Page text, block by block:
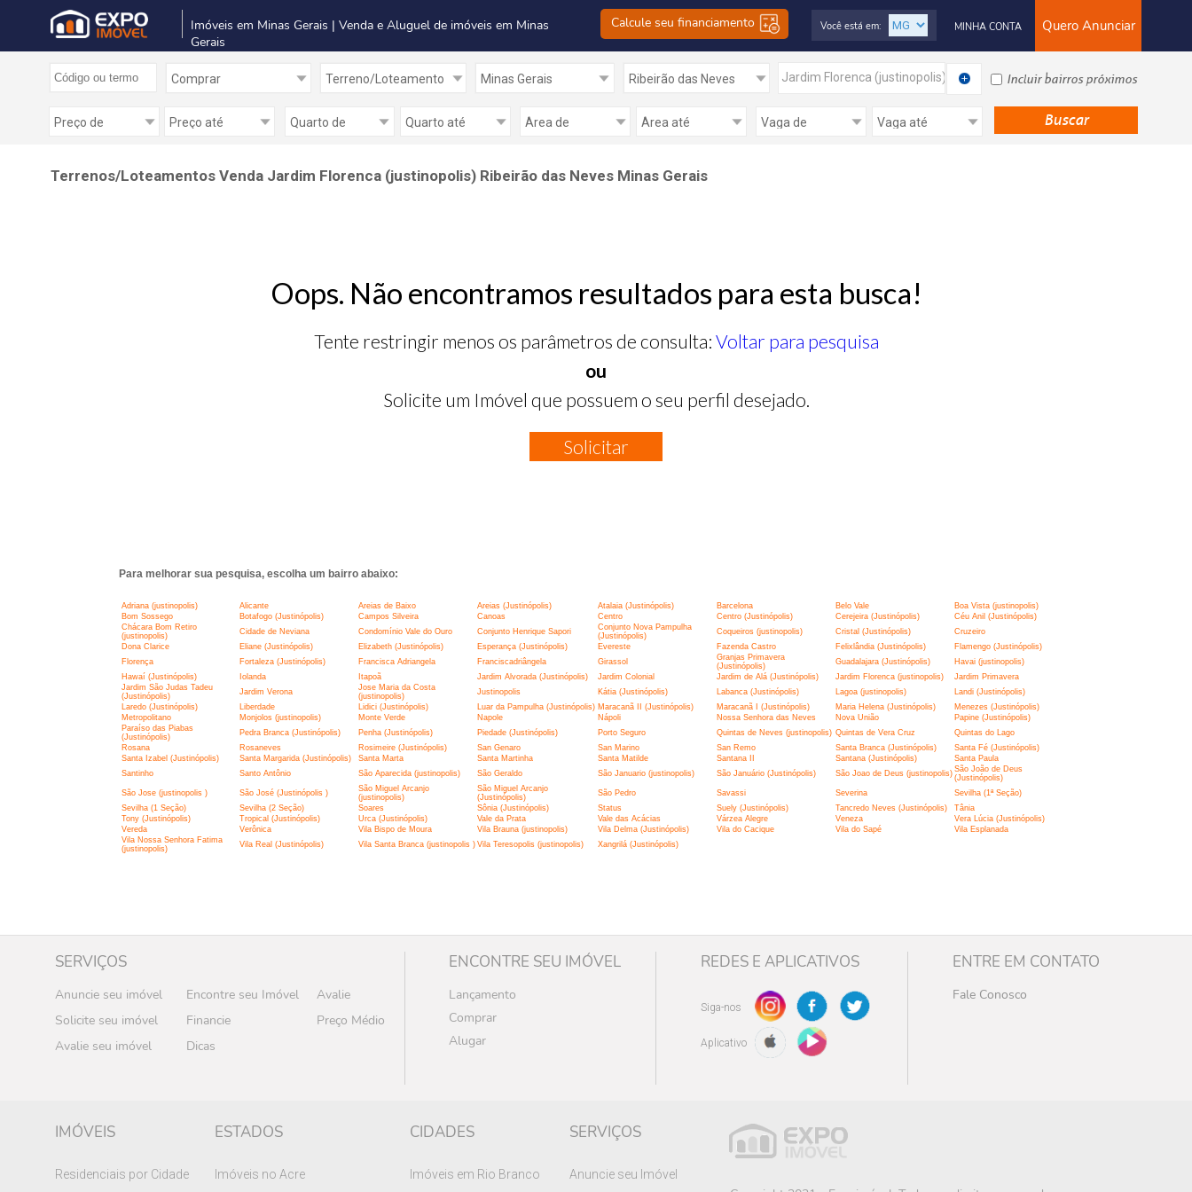
Imóveis em Minas Gerais | Venda e Aluguel de imóveis em Minas
Gerais
Calcule seu financiamento Quero Anunciar
MINHA CONTA
Você está em:
Jardim Florenca (justinopolis) Incluir bairros próximos
Terrenos/Loteamentos Venda Jardim Florenca (justinopolis) Ribeirão das Neves Minas Gerais
Oops. Não encontramos resultados para esta busca!
Tente restringir menos os parâmetros de consulta: Voltar para pesquisa
ou
Solicite um Imóvel que possuem o seu perfil desejado.
Solicitar
Para melhorar sua pesquisa, escolha um bairro abaixo:
Adriana (justinopolis) Alicante Areias de Baixo Areias (Justinópolis) Atalaia (Justinópolis) Barcelona Belo Vale
Boa Vista (justinopolis)
Bom Sossego
Botafogo (Justinópolis) Campos Silveira Canoas Centro Centro (Justinópolis) Cerejeira (Justinópolis)
Céu Anil (Justinópolis)
Chácara Bom Retiro
(justinopolis)
Cidade de Neviana Condomínio Vale do Ouro Conjunto Henrique Sapori
Conjunto Nova Pampulha
(Justinópolis)
Coqueiros (justinopolis) Cristal (Justinópolis)
Cruzeiro
Dona Clarice
Eliane (Justinópolis) Elizabeth (Justinópolis) Esperança (Justinópolis) Evereste Fazenda Castro Felixlândia (Justinópolis)
Flamengo (Justinópolis)
Florença
Fortaleza (Justinópolis) Francisca Adriangela Franciscadriângela Girassol
Granjas Primavera
(Justinópolis)
Guadalajara (Justinópolis)
Havai (justinopolis)
Hawaí (Justinópolis)
Iolanda Itapoã Jardim Alvorada (Justinópolis) Jardim Colonial Jardim de Alá (Justinópolis) Jardim Florenca (justinopolis)
Jardim Primavera
Jardim São Judas Tadeu
(Justinópolis)
Jardim Verona
Jose Maria da Costa
(justinopolis)
Justinopolis Kátia (Justinópolis) Labanca (Justinópolis) Lagoa (justinopolis)
Landi (Justinópolis)
Laredo (Justinópolis)
Liberdade Lidici (Justinópolis) Luar da Pampulha (Justinópolis) Maracanã II (Justinópolis) Maracanã I (Justinópolis) Maria Helena (Justinópolis)
Menezes (Justinópolis)
Metropolitano
Monjolos (justinopolis) Monte Verde Napole Nápoli Nossa Senhora das Neves Nova União
Papine (Justinópolis)
Paraíso das Piabas
(Justinópolis)
Pedra Branca (Justinópolis) Penha (Justinópolis) Piedade (Justinópolis) Porto Seguro Quintas de Neves (justinopolis) Quintas de Vera Cruz
Quintas do Lago
Rosana
Rosaneves Rosimeire (Justinópolis) San Genaro San Marino San Remo Santa Branca (Justinópolis)
Santa Fé (Justinópolis)
Santa Izabel (Justinópolis)
Santa Margarida (Justinópolis) Santa Marta Santa Martinha Santa Matilde Santana II Santana (Justinópolis)
Santa Paula
Santinho
Santo Antônio São Aparecida (justinopolis) São Geraldo São Januario (justinopolis) São Januário (Justinópolis) São Joao de Deus (justinopolis) São João de Deus
(Justinópolis)
São Jose (justinopolis )
São José (Justinópolis )
São Miguel Arcanjo
(justinopolis)
São Miguel Arcanjo
(Justinópolis)
São Pedro Savassi Severina
Sevilha (1ª Seção)
Sevilha (1 Seção)
Sevilha (2 Seção) Soares Sônia (Justinópolis) Status Suely (Justinópolis) Tancredo Neves (Justinópolis)
Tânia
Tony (Justinópolis)
Tropical (Justinópolis) Urca (Justinópolis) Vale da Prata Vale das Acácias Várzea Alegre Veneza
Vera Lúcia (Justinópolis)
Vereda
Verônica Vila Bispo de Moura Vila Brauna (justinopolis) Vila Delma (Justinópolis) Vila do Cacique Vila do Sapé
Vila Esplanada
Vila Nossa Senhora Fatima
(justinopolis)
Vila Real (Justinópolis) Vila Santa Branca (justinopolis ) Vila Teresopolis (justinopolis) Xangrilá (Justinópolis)
SERVIÇOS
Anuncie seu imóvel Encontre seu Imóvel
Avalie
Solicite seu imóvel
Financie
Preço Médio
Avalie seu imóvel
Dicas
ENCONTRE SEU IMÓVEL
Lançamento
Comprar
Alugar
REDES E APLICATIVOS
Siga-nos
Aplicativo
ENTRE EM CONTATO
Fale Conosco
IMÓVEIS
Residenciais por Cidade
ESTADOS
Imóveis no Acre
CIDADES
Imóveis em Rio Branco
SERVIÇOS
Anuncie seu Imóvel